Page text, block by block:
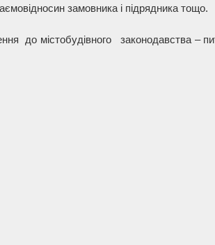
замовника і підрядника тощо.
до містобудівного законодавства –